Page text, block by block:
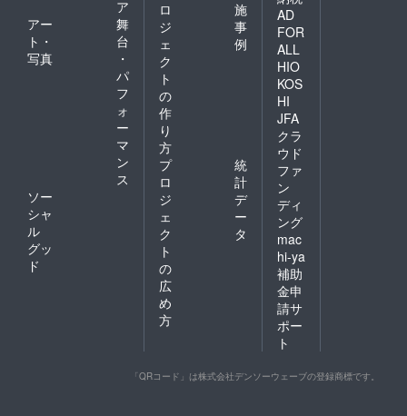
ア
アー
ト・
写真
舞
台
・
パ
フ
ォ
ー
マ
ン
ス
ソー
シャ
ル
グッ
ド
ロ
ジ
ェ
ク
ト
の
作
り
方
施
事
例
プ
ロ
ジ
ェ
ク
ト
の
広
め
方
統
計
デ
ー
タ
AD
FOR
ALL
HIO
KOS
HI
JFA
クラ
ウド
ファ
ン
ディ
ング
mac
hi-ya
補助
金申
請サ
ポー
ト
「QRコード」は株式会社デンソーウェーブの登録商標です。